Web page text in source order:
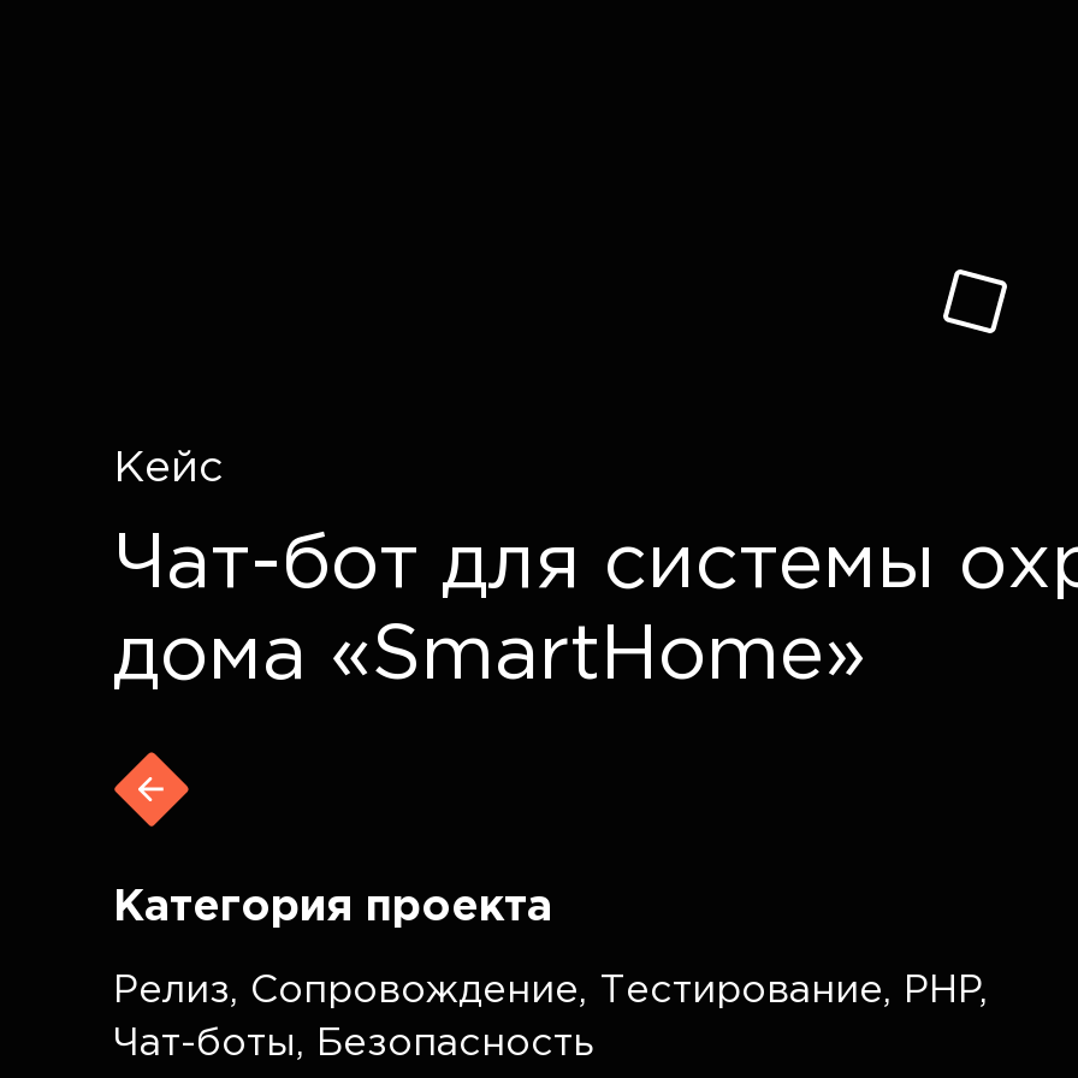
Кейс
Чат-бот для системы
дома «SmartHome»
Категория проекта
Релиз, Сопровождение, Тестирование, PHP,
Чат-боты, Безопасность